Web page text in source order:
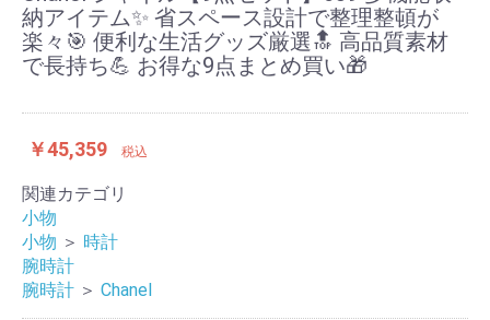
納アイテム✨ 省スペース設計で整理整頓が
楽々🎯 便利な生活グッズ厳選🔝 高品質素材
で長持ち💪 お得な9点まとめ買い🎁
￥45,359 税込
関連カテゴリ
小物
小物 ＞ 時計
腕時計
腕時計 ＞ Chanel